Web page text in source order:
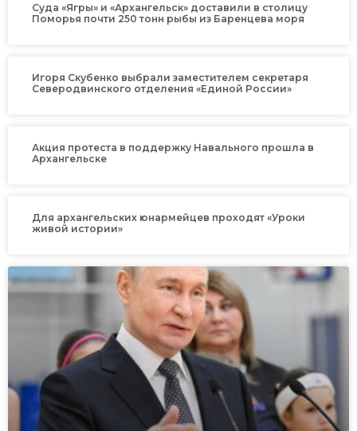
Суда «Ягры» и «Архангельск» доставили в столицу
Поморья почти 250 тонн рыбы из Баренцева моря
Игоря Скубенко выбрали заместителем секретаря
Северодвинского отделения «Единой России»
Акция протеста в поддержку Навального прошла в
Архангельске
Для архангельских юнармейцев проходят «Уроки
живой истории»